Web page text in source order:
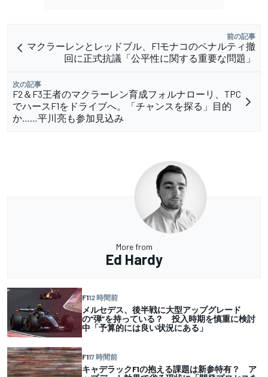
前の記事
マクラーレンとレッドブル、F1モナコのペナルティ撤
回に正式抗議「公平性に関する重要な問題」
次の記事
F2＆F3王者のマクラーレン育成フォルナローリ、TPC
でハースF1をドライブへ。「チャンスを探る」目的
か……平川亮も参加見込み
More from
Ed Hardy
F112 時間前
メルセデス、後半戦に大型アップグレード
の“弾”を持っている？ 投入時期を慎重に検討
中「予算的には良い状況にある」
F117 時間前
キャデラックF1の抱える課題は新参特有？ ア